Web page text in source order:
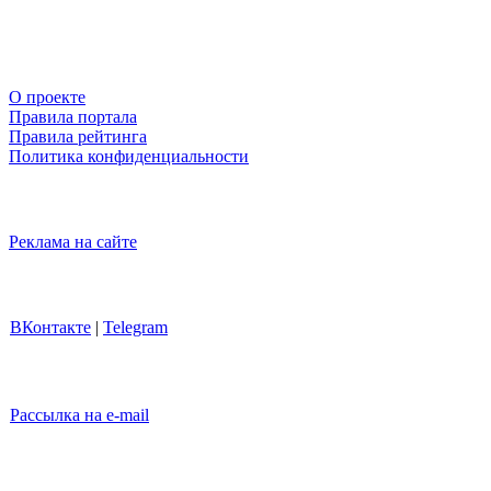
О проекте
Правила портала
Правила рейтинга
Политика конфиденциальности
Реклама на сайте
ВКонтакте | Telegram
Рассылка на e-mail